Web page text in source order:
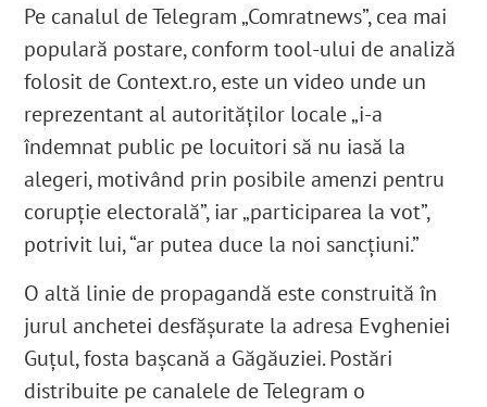
Pe canalul de Telegram „Comratnews”, cea mai
populară postare, conform tool-ului de analiză
folosit de Context.ro, este un video unde un
reprezentant al autorităților locale „i-a
îndemnat public pe locuitori să nu iasă la
alegeri, motivând prin posibile amenzi pentru
corupție electorală”, iar „participarea la vot”,
potrivit lui, “ar putea duce la noi sancțiuni.”
O altă linie de propagandă este construită în
jurul anchetei desfășurate la adresa Evgheniei
Guțul, fosta bașcană a Găgăuziei. Postări
distribuite pe canalele de Telegram o